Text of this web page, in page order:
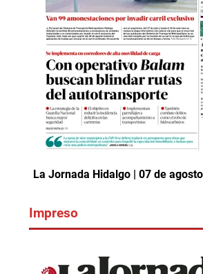
La Jornada Hidalgo | 07 de
Impreso